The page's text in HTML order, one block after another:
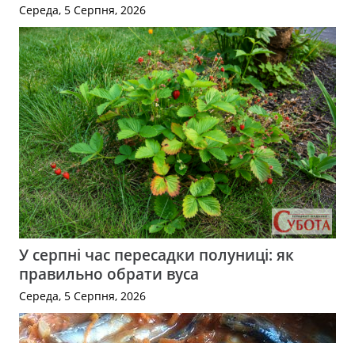
Середа, 5 Серпня, 2026
У серпні час пересадки полуниці: як
правильно обрати вуса
Середа, 5 Серпня, 2026